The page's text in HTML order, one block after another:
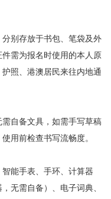
别存放于书包、笔袋及外
需为报名时使用的本人原
照、港澳居民来往内地通
自备文具，如需手写草稿
用前检查书写流畅度。
能手表、手环、计算器
无需自备）、电子词典、